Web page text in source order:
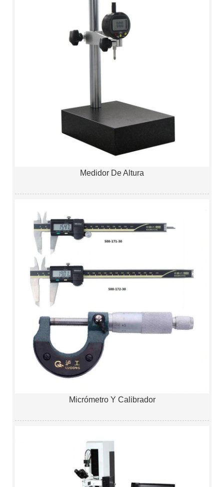
Medidor De Altura
Micrómetro Y Calibrador